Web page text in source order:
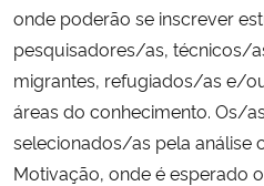
Advocacia-Geral da União
Banco Central do Brasil
Planalto
onde poderão se inscrever
pesquisadores/as, técnicos/
migrantes, refugiados/as e/
áreas do conhecimento. Os/
selecionados/as pela análise
Motivação, onde é esperado